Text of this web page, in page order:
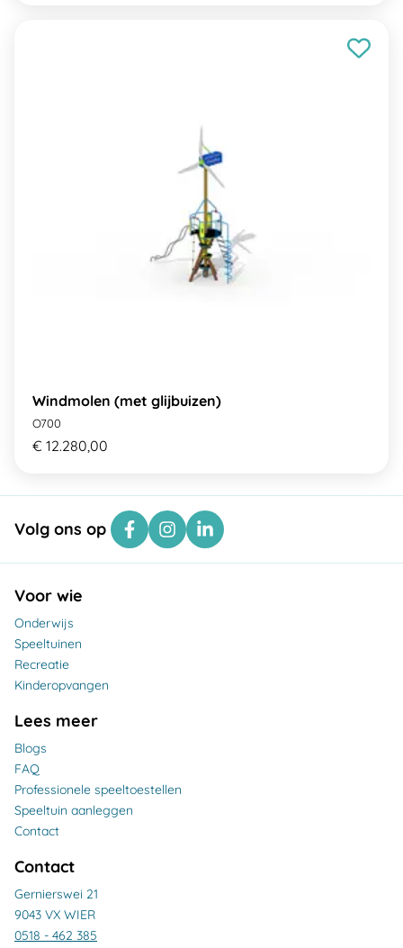
Windmolen (met glijbuizen)
O700
€ 12.280,00
Volg ons op
Voor wie
Onderwijs
Speeltuinen
Recreatie
Kinderopvangen
Lees meer
Blogs
FAQ
Professionele speeltoestellen
Speeltuin aanleggen
Contact
Contact
Gernierswei 21
9043 VX WIER
0518 - 462 385